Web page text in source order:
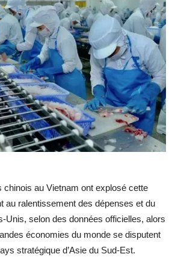
chinois au Vietnam ont explosé cette
au ralentissement des dépenses et du
Unis, selon des données officielles, alors
économies du monde se disputent
stratégique d’Asie du Sud-Est.